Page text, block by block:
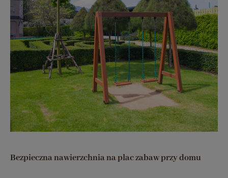
Bezpieczna nawierzchnia na plac zabaw przy domu